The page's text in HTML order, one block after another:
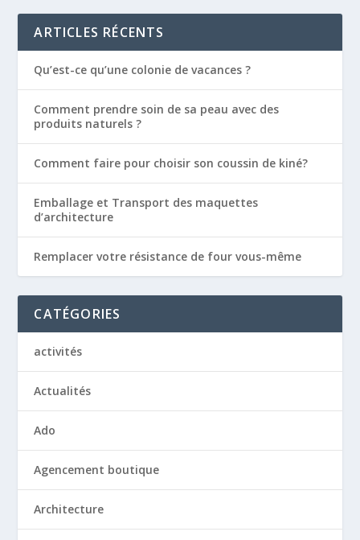
ARTICLES RÉCENTS
Qu’est-ce qu’une colonie de vacances ?
Comment prendre soin de sa peau avec des
produits naturels ?
Comment faire pour choisir son coussin de kiné?
Emballage et Transport des maquettes
d’architecture
Remplacer votre résistance de four vous-même
CATÉGORIES
activités
Actualités
Ado
Agencement boutique
Architecture